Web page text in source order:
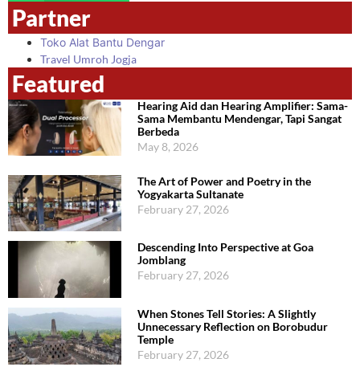
Partner
Toko Alat Bantu Dengar
Travel Umroh Jogja
Featured
Hearing Aid dan Hearing Amplifier: Sama-
Sama Membantu Mendengar, Tapi Sangat
Berbeda
May 8, 2026
The Art of Power and Poetry in the
Yogyakarta Sultanate
February 27, 2026
Descending Into Perspective at Goa
Jomblang
February 27, 2026
When Stones Tell Stories: A Slightly
Unnecessary Reflection on Borobudur
Temple
February 27, 2026